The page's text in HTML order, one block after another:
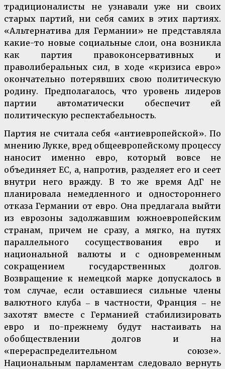
традиционалисты не узнавали уже ни своих
старых партий, ни себя самих в этих партиях.
«Альтернатива для Германии» не представляла
какие-то новые социальные слои, она возникла
как партия правоконсервативных и
праволиберальных сил, в ходе «кризиса евро»
окончательно потерявших свою политическую
родину. Предполагалось, что уровень лидеров
партии автоматически обеспечит ей
политическую респектабельность.
Партия не считала себя «антиевропейской». По
мнению Лукке, вред общеевропейскому процессу
наносит именно евро, который вовсе не
объединяет ЕС, а, напротив, разделяет его и сеет
внутри него вражду. В то же время АдГ не
планировала немедленного и одностороннего
отказа Германии от евро. Она предлагала выйти
из еврозоны задолжавшим южноевропейским
странам, причем не сразу, а мягко, на путях
параллельного сосуществования евро и
национальной валюты и с одновременным
сокращением государственных долгов.
Возвращение к немецкой марке допускалось в
том случае, если оставшиеся сильные члены
валютного клуба ‒ в частности, Франция ‒ не
захотят вместе с Германией стабилизировать
евро и по-прежнему будут настаивать на
обобществлении долгов и на
«перераспределительном союзе».
Национальным парламентам следовало вернуть